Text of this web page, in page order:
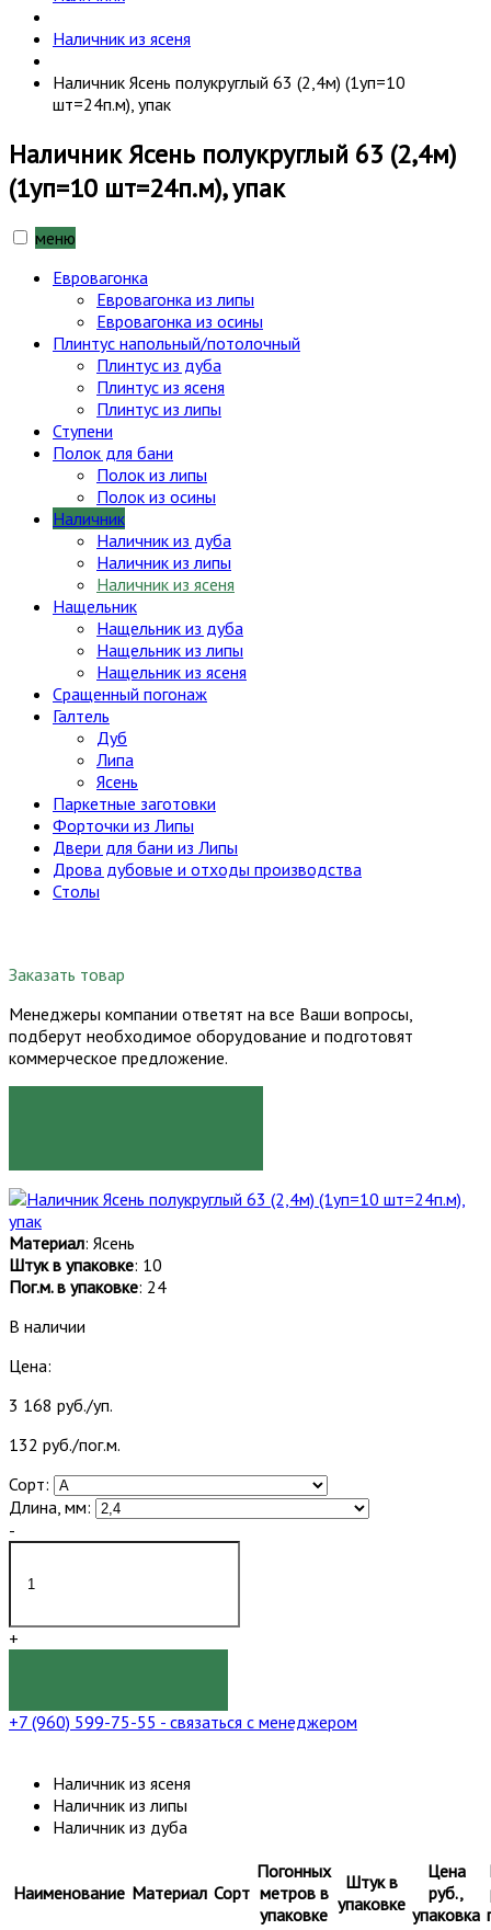
Наличник из ясеня
Наличник Ясень полукруглый 63 (2,4м) (1уп=10
шт=24п.м), упак
Наличник Ясень полукруглый 63 (2,4м)
(1уп=10 шт=24п.м), упак
меню
Евровагонка
Евровагонка из липы
Евровагонка из осины
Плинтус напольный/потолочный
Плинтус из дуба
Плинтус из ясеня
Плинтус из липы
Ступени
Полок для бани
Полок из липы
Полок из осины
Наличник
Наличник из дуба
Наличник из липы
Наличник из ясеня
Нащельник
Нащельник из дуба
Нащельник из липы
Нащельник из ясеня
Сращенный погонаж
Галтель
Дуб
Липа
Ясень
Паркетные заготовки
Форточки из Липы
Двери для бани из Липы
Дрова дубовые и отходы производства
Столы
Заказать товар
Менеджеры компании ответят на все Ваши вопросы,
подберут необходимое оборудование и подготовят
коммерческое предложение.
Материал: Ясень
Штук в упаковке: 10
Пог.м. в упаковке: 24
В наличии
Цена:
3 168 руб./уп.
132 руб./пог.м.
Сорт:
Длина, мм:
-
+
+7 (960) 599-75-55 - связаться с менеджером
Наличник из ясеня
Наличник из липы
Наличник из дуба
Наименование Материал Сорт
Погонных
метров в
упаковке
Штук в
упаковке
Цена
руб.,
упаковка